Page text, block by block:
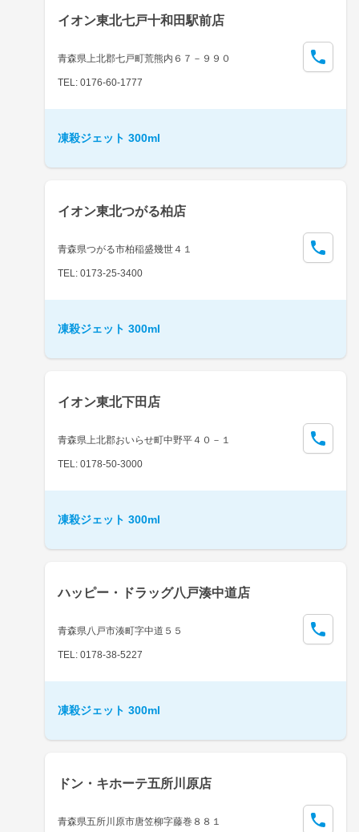
イオン東北七戸十和田駅前店
青森県上北郡七戸町荒熊内６７－９９０
TEL: 0176-60-1777
凍殺ジェット 300ml
イオン東北つがる柏店
青森県つがる市柏稲盛幾世４１
TEL: 0173-25-3400
凍殺ジェット 300ml
イオン東北下田店
青森県上北郡おいらせ町中野平４０－１
TEL: 0178-50-3000
凍殺ジェット 300ml
ハッピー・ドラッグ八戸湊中道店
青森県八戸市湊町字中道５５
TEL: 0178-38-5227
凍殺ジェット 300ml
ドン・キホーテ五所川原店
青森県五所川原市唐笠柳字藤巻８８１